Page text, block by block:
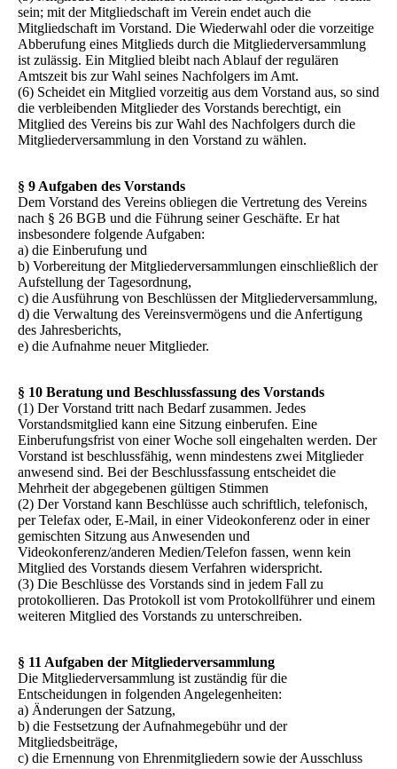
sein; mit der Mitgliedschaft im Verein endet auch die
Mitgliedschaft im Vorstand. Die Wiederwahl oder die vorzeitige
Abberufung eines Mitglieds durch die Mitgliederversammlung
ist zulässig. Ein Mitglied bleibt nach Ablauf der regulären
Amtszeit bis zur Wahl seines Nachfolgers im Amt.
(6) Scheidet ein Mitglied vorzeitig aus dem Vorstand aus, so sind
die verbleibenden Mitglieder des Vorstands berechtigt, ein
Mitglied des Vereins bis zur Wahl des Nachfolgers durch die
Mitgliederversammlung in den Vorstand zu wählen.
§ 9 Aufgaben des Vorstands
Dem Vorstand des Vereins obliegen die Vertretung des Vereins
nach § 26 BGB und die Führung seiner Geschäfte. Er hat
insbesondere folgende Aufgaben:
a) die Einberufung und
b) Vorbereitung der Mitgliederversammlungen einschließlich der
Aufstellung der Tagesordnung,
c) die Ausführung von Beschlüssen der Mitgliederversammlung,
d) die Verwaltung des Vereinsvermögens und die Anfertigung
des Jahresberichts,
e) die Aufnahme neuer Mitglieder.
§ 10 Beratung und Beschlussfassung des Vorstands
(1) Der Vorstand tritt nach Bedarf zusammen. Jedes
Vorstandsmitglied kann eine Sitzung einberufen. Eine
Einberufungsfrist von einer Woche soll eingehalten werden. Der
Vorstand ist beschlussfähig, wenn mindestens zwei Mitglieder
anwesend sind. Bei der Beschlussfassung entscheidet die
Mehrheit der abgegebenen gültigen Stimmen
(2) Der Vorstand kann Beschlüsse auch schriftlich, telefonisch,
per Telefax oder, E-Mail, in einer Videokonferenz oder in einer
gemischten Sitzung aus Anwesenden und
Videokonferenz/anderen Medien/Telefon fassen, wenn kein
Mitglied des Vorstands diesem Verfahren widerspricht.
(3) Die Beschlüsse des Vorstands sind in jedem Fall zu
protokollieren. Das Protokoll ist vom Protokollführer und einem
weiteren Mitglied des Vorstands zu unterschreiben.
§ 11 Aufgaben der Mitgliederversammlung
Die Mitgliederversammlung ist zuständig für die
Entscheidungen in folgenden Angelegenheiten:
a) Änderungen der Satzung,
b) die Festsetzung der Aufnahmegebühr und der
Mitgliedsbeiträge,
c) die Ernennung von Ehrenmitgliedern sowie der Ausschluss